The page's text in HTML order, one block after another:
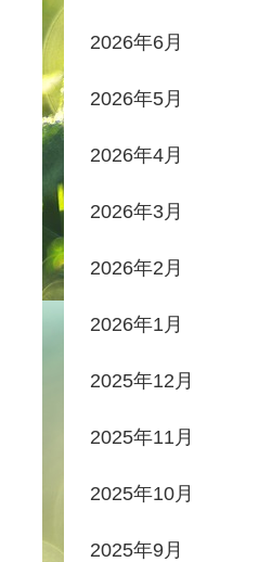
2026年6月
2026年5月
2026年4月
2026年3月
2026年2月
2026年1月
2025年12月
2025年11月
2025年10月
2025年9月